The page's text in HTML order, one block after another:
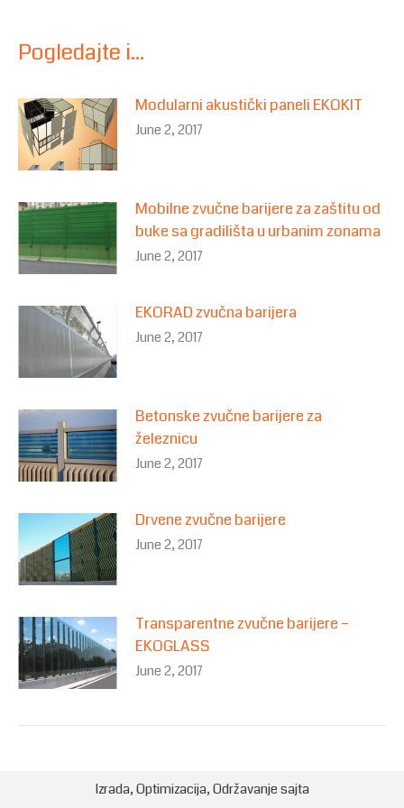
Pogledajte i...
Modularni akustički paneli EKOKIT
June 2, 2017
Mobilne zvučne barijere za zaštitu od
buke sa gradilišta u urbanim zonama
June 2, 2017
EKORAD zvučna barijera
June 2, 2017
Betonske zvučne barijere za
železnicu
June 2, 2017
Drvene zvučne barijere
June 2, 2017
Transparentne zvučne barijere –
EKOGLASS
June 2, 2017
Izrada,Optimizacija,Održavanjesajta